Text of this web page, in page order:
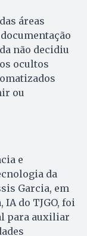
áreas
não decidiu
ocultos
ou
e
da
Garcia, em
IA do TJGO, foi
para auxiliar